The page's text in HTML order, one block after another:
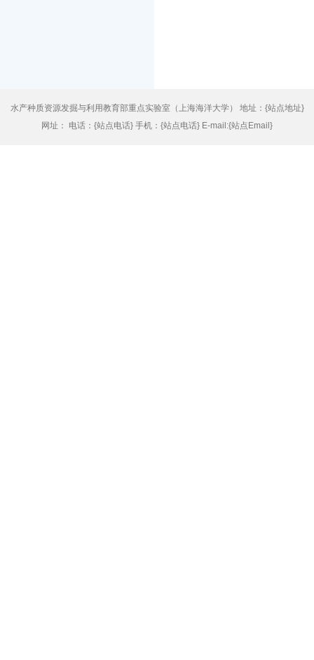
水产种质资源发掘与利用教育部重点实验室（上海海洋大学） 地址：{站点地址}
网址： 电话：{站点电话} 手机：{站点电话} E-mail:{站点Email}